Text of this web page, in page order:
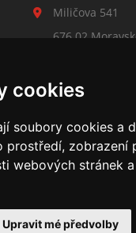
cookies
soubory cookies a
prostředí, zobrazení
webových stránek
Upravit mé předvolby
Miličova 541
676 02
mikrozávlaha, zahradní